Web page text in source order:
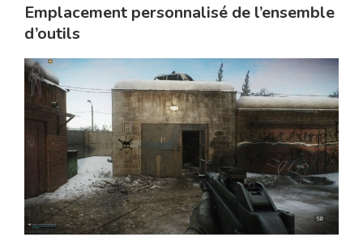
Emplacement personnalisé de l’ensemble
d’outils